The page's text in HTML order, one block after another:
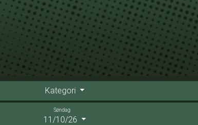
Kategori
Søndag
11/10/26